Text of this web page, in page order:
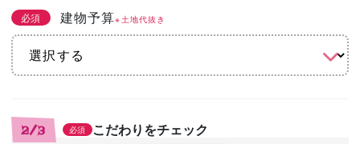
必須 建物予算※土地代抜き
2/3 必須 こだわりをチェック